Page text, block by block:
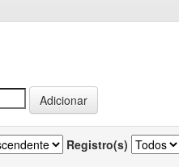
Registro(s)